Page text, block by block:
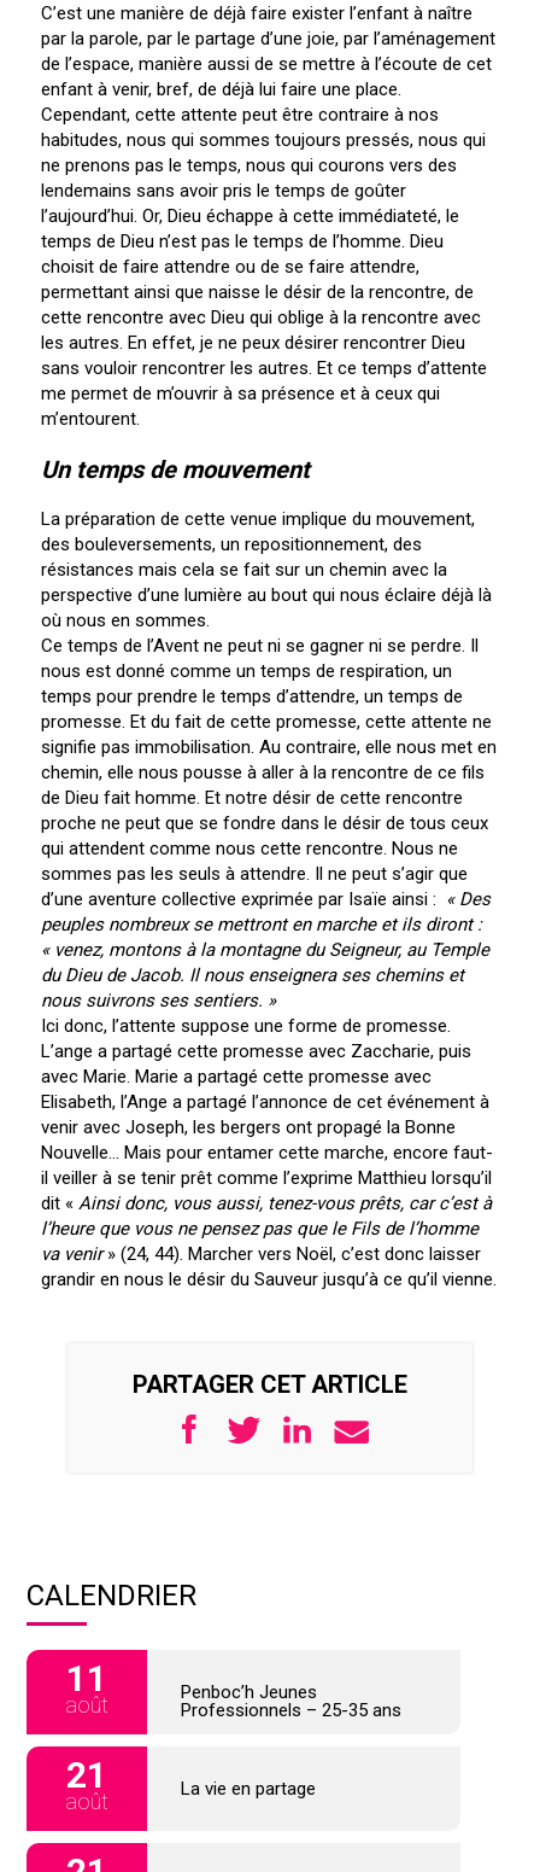
C’est une manière de déjà faire exister l’enfant à naître
par la parole, par le partage d’une joie, par l’aménagement
de l’espace, manière aussi de se mettre à l’écoute de cet
enfant à venir, bref, de déjà lui faire une place.
Cependant, cette attente peut être contraire à nos
habitudes, nous qui sommes toujours pressés, nous qui
ne prenons pas le temps, nous qui courons vers des
lendemains sans avoir pris le temps de goûter
l’aujourd’hui. Or, Dieu échappe à cette immédiateté, le
temps de Dieu n’est pas le temps de l’homme. Dieu
choisit de faire attendre ou de se faire attendre,
permettant ainsi que naisse le désir de la rencontre, de
cette rencontre avec Dieu qui oblige à la rencontre avec
les autres. En effet, je ne peux désirer rencontrer Dieu
sans vouloir rencontrer les autres. Et ce temps d’attente
me permet de m’ouvrir à sa présence et à ceux qui
m’entourent.
Un temps de mouvement
La préparation de cette venue implique du mouvement,
des bouleversements, un repositionnement, des
résistances mais cela se fait sur un chemin avec la
perspective d’une lumière au bout qui nous éclaire déjà là
où nous en sommes.
Ce temps de l’Avent ne peut ni se gagner ni se perdre. Il
nous est donné comme un temps de respiration, un
temps pour prendre le temps d’attendre, un temps de
promesse. Et du fait de cette promesse, cette attente ne
signifie pas immobilisation. Au contraire, elle nous met en
chemin, elle nous pousse à aller à la rencontre de ce fils
de Dieu fait homme. Et notre désir de cette rencontre
proche ne peut que se fondre dans le désir de tous ceux
qui attendent comme nous cette rencontre. Nous ne
sommes pas les seuls à attendre. Il ne peut s’agir que
d’une aventure collective exprimée par Isaïe ainsi :
« Des
peuples nombreux se mettront en marche et ils diront :
« venez, montons à la montagne du Seigneur, au Temple
du Dieu de Jacob. Il nous enseignera ses chemins et
nous suivrons ses sentiers. »
Ici donc, l’attente suppose une forme de promesse.
L’ange a partagé cette promesse avec Zaccharie, puis
avec Marie. Marie a partagé cette promesse avec
Elisabeth, l’Ange a partagé l’annonce de cet événement à
venir avec Joseph, les bergers ont propagé la Bonne
Nouvelle… Mais pour entamer cette marche, encore faut-
il veiller à se tenir prêt comme l’exprime Matthieu lorsqu’il
dit « Ainsi donc, vous aussi, tenez-vous prêts, car c’est à
l’heure que vous ne pensez pas que le Fils de l’homme
va venir » (24, 44). Marcher vers Noël, c’est donc laisser
grandir en nous le désir du Sauveur jusqu’à ce qu’il vienne.
PARTAGER CET ARTICLE
CALENDRIER
11
août
Penboc’h Jeunes
Professionnels – 25-35 ans
21
août
La vie en partage